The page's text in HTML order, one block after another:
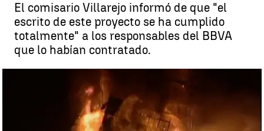
El comisario Villarejo informó de que "el
escrito de este proyecto se ha cumplido
totalmente" a los responsables del BBVA
que lo habían contratado.
El comisario Villarejo habría planeado destruir la documentación
contra el BBVA de Deloitte que se quemó en el Windsor |